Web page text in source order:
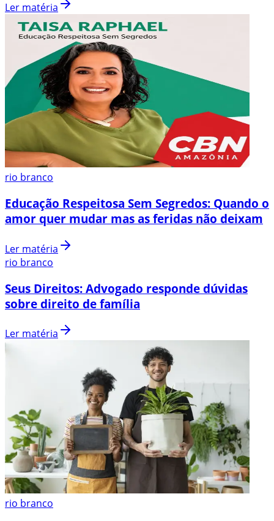
Ler matéria
rio branco
Educação Respeitosa Sem Segredos: Quando o
amor quer mudar mas as feridas não deixam
Ler matéria
rio branco
Seus Direitos: Advogado responde dúvidas
sobre direito de família
Ler matéria
rio branco